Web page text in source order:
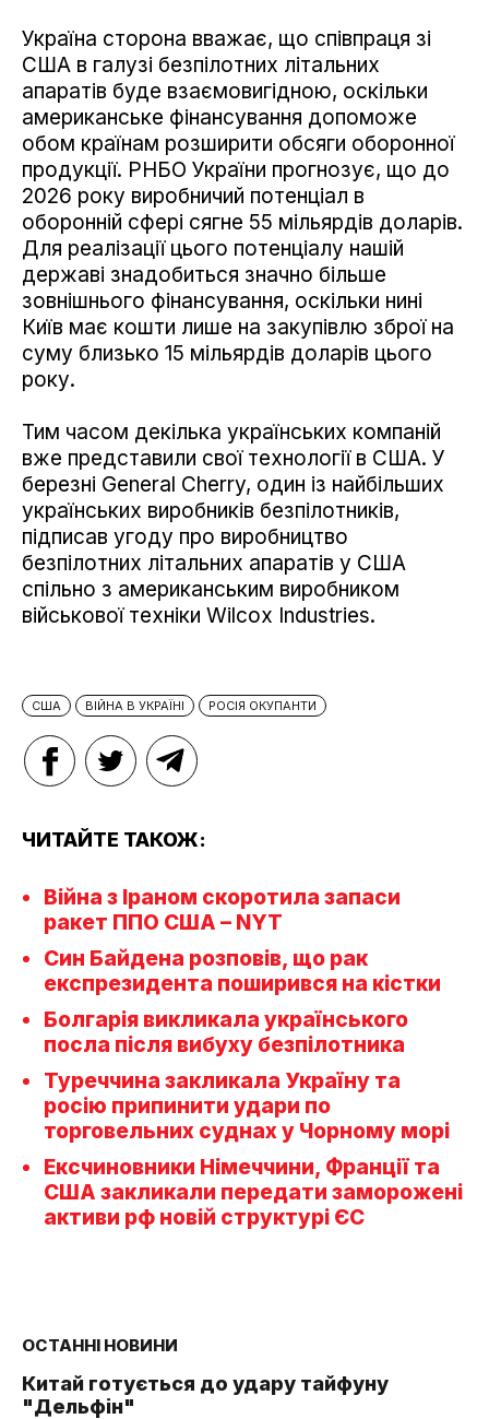
Україна сторона вважає, що співпраця зі
США в галузі безпілотних літальних
апаратів буде взаємовигідною, оскільки
американське фінансування допоможе
обом країнам розширити обсяги оборонної
продукції. РНБО України прогнозує, що до
2026 року виробничий потенціал в
оборонній сфері сягне 55 мільярдів доларів.
Для реалізації цього потенціалу нашій
державі знадобиться значно більше
зовнішнього фінансування, оскільки нині
Київ має кошти лише на закупівлю зброї на
суму близько 15 мільярдів доларів цього
року.
Тим часом декілька українських компаній
вже представили свої технології в США. У
березні General Cherry, один із найбільших
українських виробників безпілотників,
підписав угоду про виробництво
безпілотних літальних апаратів у США
спільно з американським виробником
військової техніки Wilcox Industries.
США ВІЙНА В УКРАЇНІ РОСІЯ ОКУПАНТИ
ЧИТАЙТЕ ТАКОЖ:
Війна з Іраном скоротила запаси
ракет ППО США – NYT
Син Байдена розповів, що рак
експрезидента поширився на кістки
Болгарія викликала українського
посла після вибуху безпілотника
Туреччина закликала Україну та
росію припинити удари по
торговельних суднах у Чорному морі
Ексчиновники Німеччини, Франції та
США закликали передати заморожені
активи рф новій структурі ЄС
ОСТАННІ НОВИНИ
Китай готується до удару тайфуну
"Дельфін"